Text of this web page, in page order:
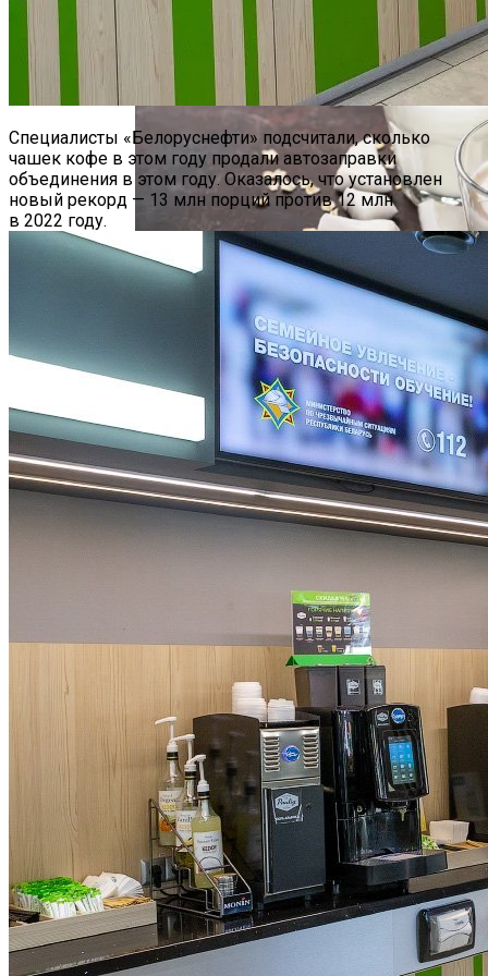
В России На Будущие Президентские
Выборы Идут Четыре Кандидата
В Беларуси Составили Топ-10
Эмитентов Самых Востребованных
Акций И Облигаций За 2023 Год
Как Грамотно Начать Карьеру
Молодым Специалистам
Какие Навыки Станут Ключевыми
Через 10 Лет И Как Подготовиться К Ним
Сегодня
Hyundai Santa Fe: Мощное Сочетание
Традиций И Новаций При Расходе 6 Л
На «сотню»
Какие Кредиты Дают В Беларуси
На Китайские Автомобили
Шипы Или Липучка? Что Выбрать В
Условиях Российской Зимы?
Безлактозное Молоко — Обычное
Молоко Или Хорошая Альтернатива?
7 Домашних Методов Для Улучшения
Памяти И Концентрации
Специалисты «Белоруснефти» подсчитали, сколько
чашек кофе в этом году продали автозаправки
объединения в этом году. Оказалось, что установлен
новый рекорд — 13 млн порций против 12 млн
в 2022 году.